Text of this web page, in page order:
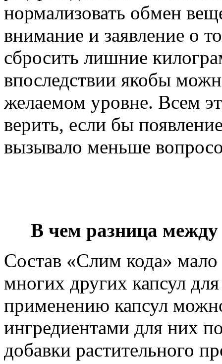
нормализовать обмен
внимание и заявление о
сбросить лишние
впоследствии якобы
желаемом уровне. Всем
верить, если бы
вызывало меньше
В чем разница
Состав «Слим кода» мало
многих других капсул
применению капсул
ингредиентами для них
добавки растительного